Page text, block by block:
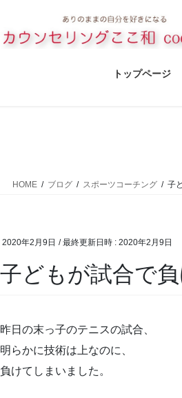
トップページ
HOME ブログ スポーツコーチング 子
2020年2月9日 / 最終更新日時 : 2020年2月9日
子どもが試合で
昨日の末っ子のテニスの試合、
明らかに技術は上なのに、
負けてしまいました。